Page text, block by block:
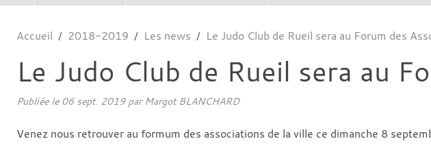
Accueil 2018-2019 Les news Le Judo Club de Rueil sera au Forum des
Le Judo Club de Rueil sera au
Publiée le 06 sept. 2019par Margot BLANCHARD
Venez nous retrouver au formum des associations de la ville ce dimanche 8